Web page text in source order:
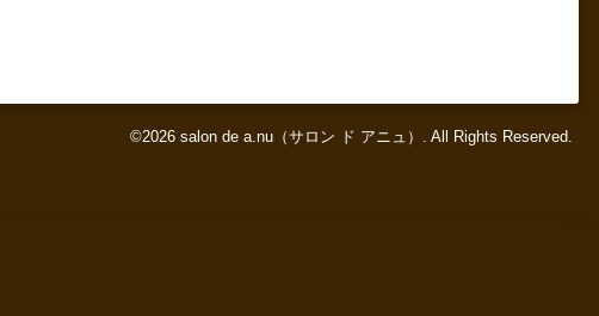
©2026 salon de a.nu（サロン ド アニュ） . All Rights Reserved.